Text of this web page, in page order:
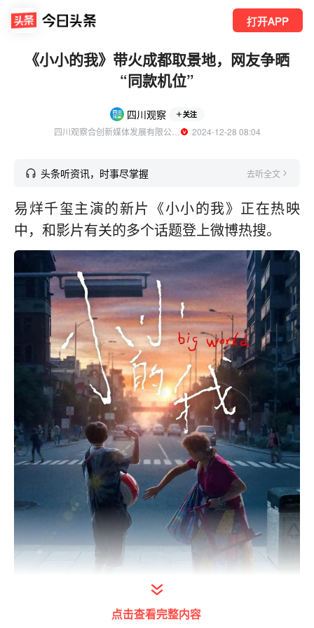
打开APP
《小小的我》带火成都取景地，网友争晒
“同款机位”
四川观察 关注
四川观察合创新媒体发展有限公司官方账号
  2024-12-28 08:04
头条听资讯，时事尽掌握 去听全文
易烊千玺主演的新片《小小的我》正在热映
中，和影片有关的多个话题登上微博热搜。
点击查看完整内容